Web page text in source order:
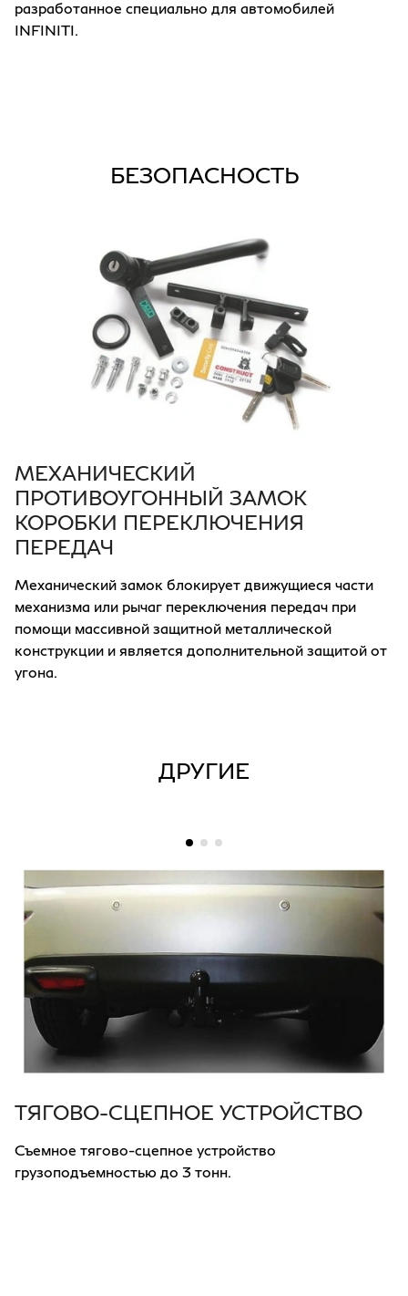
разработанное специально для автомобилей
INFINITI.
БЕЗОПАСНОСТЬ
МЕХАНИЧЕСКИЙ
ПРОТИВОУГОННЫЙ ЗАМОК
КОРОБКИ ПЕРЕКЛЮЧЕНИЯ
ПЕРЕДАЧ
Механический замок блокирует движущиеся части
механизма или рычаг переключения передач при
помощи массивной защитной металлической
конструкции и является дополнительной защитой от
угона.
ДРУГИЕ
ТЯГОВО-СЦЕПНОЕ УСТРОЙСТВО
Съемное тягово-сцепное устройство
грузоподъемностью до 3 тонн.